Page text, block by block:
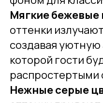
Мягкие бежевые
оттенки
создавая
которой гости
распростертыми
Нежные серые